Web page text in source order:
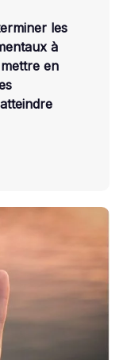
les
à
en